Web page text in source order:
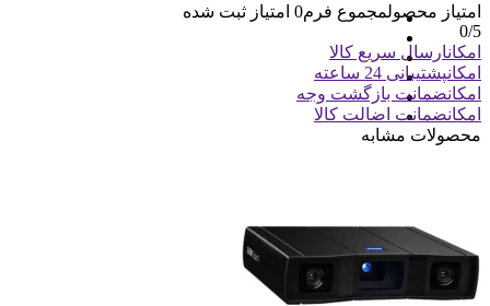
امتیاز محصولمجموع فرم0 امتیاز ثبت شده
0/5
امکانارسال سریع کالا
امکانپشتیبانی 24 ساعته
امکانضمانت بازگشت وجه
امکانضمانت اضالت کالا
محصولات مشابه